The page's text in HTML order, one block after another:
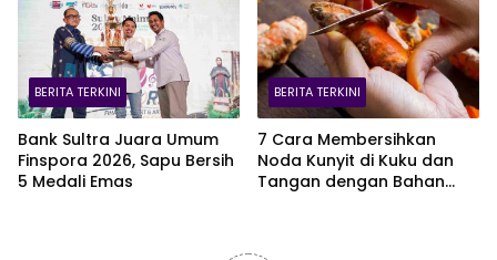
BERITA TERKINI
Bank Sultra Juara Umum
Finspora 2026, Sapu Bersih
5 Medali Emas
BERITA TERKINI
7 Cara Membersihkan
Noda Kunyit di Kuku dan
Tangan dengan Bahan